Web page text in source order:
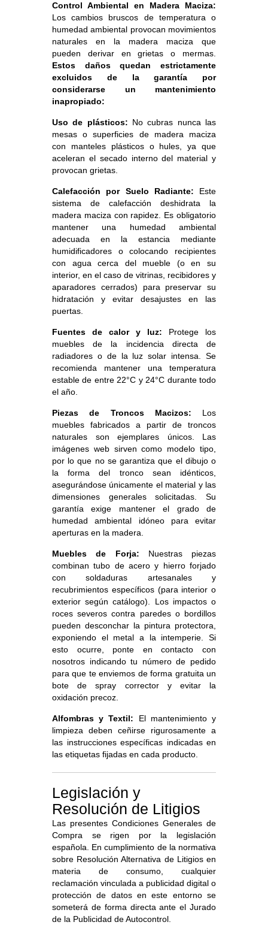
Control Ambiental en Madera Maciza:
Los cambios bruscos de temperatura o
humedad ambiental provocan movimientos
naturales en la madera maciza que
pueden derivar en grietas o mermas.
Estos daños quedan estrictamente
excluidos de la garantía por
considerarse un mantenimiento
inapropiado:
Uso de plásticos: No cubras nunca las
mesas o superficies de madera maciza
con manteles plásticos o hules, ya que
aceleran el secado interno del material y
provocan grietas.
Calefacción por Suelo Radiante: Este
sistema de calefacción deshidrata la
madera maciza con rapidez. Es obligatorio
mantener una humedad ambiental
adecuada en la estancia mediante
humidificadores o colocando recipientes
con agua cerca del mueble (o en su
interior, en el caso de vitrinas, recibidores y
aparadores cerrados) para preservar su
hidratación y evitar desajustes en las
puertas.
Fuentes de calor y luz: Protege los
muebles de la incidencia directa de
radiadores o de la luz solar intensa. Se
recomienda mantener una temperatura
estable de entre 22°C y 24°C durante todo
el año.
Piezas de Troncos Macizos: Los
muebles fabricados a partir de troncos
naturales son ejemplares únicos. Las
imágenes web sirven como modelo tipo,
por lo que no se garantiza que el dibujo o
la forma del tronco sean idénticos,
asegurándose únicamente el material y las
dimensiones generales solicitadas. Su
garantía exige mantener el grado de
humedad ambiental idóneo para evitar
aperturas en la madera.
Muebles de Forja: Nuestras piezas
combinan tubo de acero y hierro forjado
con soldaduras artesanales y
recubrimientos específicos (para interior o
exterior según catálogo). Los impactos o
roces severos contra paredes o bordillos
pueden desconchar la pintura protectora,
exponiendo el metal a la intemperie. Si
esto ocurre, ponte en contacto con
nosotros indicando tu número de pedido
para que te enviemos de forma gratuita un
bote de spray corrector y evitar la
oxidación precoz.
Alfombras y Textil: El mantenimiento y
limpieza deben ceñirse rigurosamente a
las instrucciones específicas indicadas en
las etiquetas fijadas en cada producto.
Legislación y
Resolución de Litigios
Las presentes Condiciones Generales de
Compra se rigen por la legislación
española. En cumplimiento de la normativa
sobre Resolución Alternativa de Litigios en
materia de consumo, cualquier
reclamación vinculada a publicidad digital o
protección de datos en este entorno se
someterá de forma directa ante el Jurado
de la Publicidad de Autocontrol.